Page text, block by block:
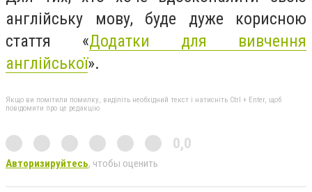
англійську мову, буде дуже корисною
стаття «Додатки для вивчення
англійської».
Якщо ви помітили помилку, виділіть необхідний текст і натисніть Ctrl + Enter, щоб
повідомити про це редакцію
0,0
Авторизируйтесь, чтобы оценить